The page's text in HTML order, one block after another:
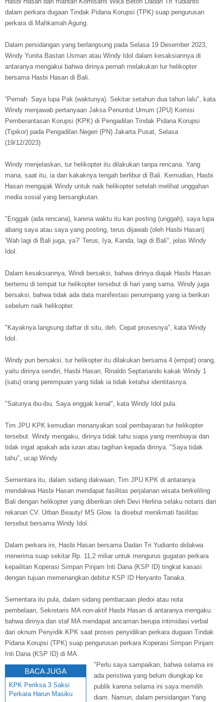
dalam perkara dugaan Tindak Pidana Korupsi (TPK) suap pengurusan
perkara di Mahkamah Agung.
Dalam persidangan yang berlangsung pada Selasa 19 Desember 2023,
Windy Yunita Bastari Usman atau Windy Idol dalam kesaksiannya di
antaranya mengakui bahwa dirinya pernah melakukan tur helikopter
bersama Hasbi Hasan di Bali.
“Pernah. Saya lupa Pak (waktunya). Sekitar setahun dua tahun lalu", kata
Windy menjawab pertanyaan Jaksa Penuntut Umum (JPU) Komisi
Pemberantasan Korupsi (KPK) di Pengadilan Tindak Pidana Korupsi
(Tipikor) pada Pengadilan Negeri (PN) Jakarta Pusat, Selasa
(19/12/2023)
Windy menjelaskan, tur helikopter itu dilakukan tanpa rencana. Yang
mana, saat itu, ia dan kakaknya tengah berlibur di Bali. Kemudian, Hasbi
Hasan mengajak Windy untuk naik helikopter setelah melihat unggahan
media sosial yang bersangkutan.
"Enggak (ada rencana), karena waktu itu kan posting (unggah), saya lupa
abang saya atau saya yang posting, terus dijawab (oleh Hasbi Hasan)
‘Wah lagi di Bali juga, ya?’ Terus, Iya, Kanda, lagi di Bali", jelas Windy
Idol.
Dalam kesaksiannya, Windi bersaksi, bahwa dirinya diajak Hasbi Hasan
bertemu di tempat tur helikopter tersebut di hari yang sama. Windy juga
bersaksi, bahwa tidak ada data manifestasi penumpang yang ia berikan
sebelum naik helikopter.
"Kayaknya langsung daftar di situ, deh. Cepat prosesnya", kata Windy
Idol.
Windy pun bersaksi, tur helikopter itu dilakukan bersama 4 (empat) orang,
yaitu dirinya sendiri, Hasbi Hasan, Rinaldo Septariando kakak Windy 1
(satu) orang perempuan yang tidak ia tidak ketahui identitasnya.
"Satunya ibu-ibu. Saya enggak kenal", kata Windy Idol pula.
Tim JPU KPK kemudian menanyakan soal pembayaran tur helikopter
tersebut. Windy mengaku, dirinya tidak tahu siapa yang membiayai dan
tidak ingat apakah ada iuran atau tagihan kepada dirinya. "Saya tidak
tahu", ucap Windy.
Sementara itu, dalam sidang dakwaan, Tim JPU KPK di antaranya
mendakwa Hasbi Hasan mendapat fasilitas perjalanan wisata berkeliling
Bali dengan helikopter yang diberikan oleh Devi Herlina selaku notaris dari
rekanan CV. Urban Beauty/ MS Glow. Ia disebut menikmati fasilitas
tersebut bersama Windy Idol.
Dalam perkara ini, Hasbi Hasan bersama Dadan Tri Yudianto didakwa
menerima suap sekitar Rp. 11,2 miliar untuk mengurus gugatan perkara
kepailitan Koperasi Simpan Pinjam Inti Dana (KSP ID) tingkat kasasi
dengan tujuan memenangkan debitur KSP ID Heryanto Tanaka.
Sementara itu pula, dalam sidang pembacaan pledoi atau nota
pembelaan, Sekretaris MA non-aktif Hasbi Hasan di antaranya mengaku.
bahwa dirinya dan staf MA mendapat ancaman berupa intimidasi verbal
dari oknum Penyidik KPK saat proses penyidikan perkara dugaan Tindak
Pidana Korupsi (TPK) suap pengurusan perkara Koperasi Simpan Pinjam
Inti Dana (KSP ID) di MA.
BACA JUGA
KPK Periksa 3 Saksi
Perkara Harun Masiku
"Perlu saya sampaikan, bahwa selama ini
ada peristiwa yang belum diungkap ke
publik karena selama ini saya memilih
diam. Namun, dalam persidangan Yang